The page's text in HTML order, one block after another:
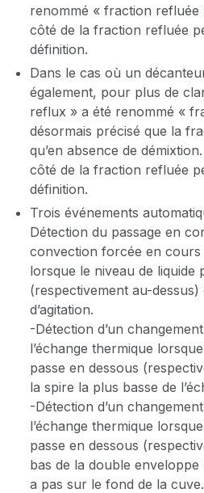
renommé « fraction refluée
côté de la fraction refluée
définition.
Dans le cas où un
également, pour plus de
reflux » a été renommé «
désormais précisé que la
qu’en absence de
côté de la fraction refluée
définition.
Trois événements
Détection du passage en
convection forcée en cours
lorsque le niveau de liquide
(respectivement au-
d’agitation.
-Détection d’un
l’échange thermique
passe en dessous
la spire la plus basse de
-Détection d’un
l’échange thermique
passe en dessous
bas de la double enveloppe
a pas sur le fond de la cuve.